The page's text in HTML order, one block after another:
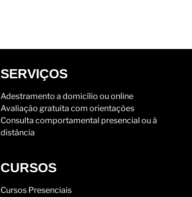
SERVIÇOS
Adestramento a domicílio ou online
Avaliação gratuita com orientações
Consulta comportamental presencial ou à
distância
CURSOS
Cursos Presenciais